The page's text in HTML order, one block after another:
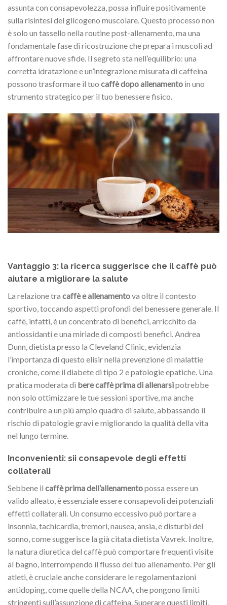
assunta con consapevolezza, possa influire positivamente
sulla risintesi del glicogeno muscolare. Questo processo non
è solo un tassello nella routine post-allenamento, ma una
fondamentale fase di ricostruzione che prepara i muscoli ad
affrontare nuove sfide. Il segreto sta nell’equilibrio: una
corretta idratazione e un’integrazione misurata di caffeina
possono trasformare il tuo caffè dopo allenamento in uno
strumento strategico per il tuo benessere fisico.
Vantaggio 3: la ricerca suggerisce che il caffè può
aiutare a migliorare la salute
La relazione tra caffè e allenamentova oltre il contesto
sportivo, toccando aspetti profondi del benessere generale. Il
caffè, infatti, è un concentrato di benefici, arricchito da
antiossidanti e una miriade di composti benefici. Andrea
Dunn, dietista presso la Cleveland Clinic, evidenzia
l’importanza di questo elisir nella prevenzione di malattie
croniche, come il diabete di tipo 2 e patologie epatiche. Una
pratica moderata di bere caffè prima di allenarsipotrebbe
non solo ottimizzare le tue sessioni sportive, ma anche
contribuire a un più ampio quadro di salute, abbassando il
rischio di patologie gravi e migliorando la qualità della vita
nel lungo termine.
Inconvenienti: sii consapevole degli effetti
collaterali
Sebbene il caffè prima dell’allenamentopossa essere un
valido alleato, è essenziale essere consapevoli dei potenziali
effetti collaterali. Un consumo eccessivo può portare a
insonnia, tachicardia, tremori, nausea, ansia, e disturbi del
sonno, come suggerisce la già citata dietista Vavrek. Inoltre,
la natura diuretica del caffè può comportare frequenti visite
al bagno, interrompendo il flusso del tuo allenamento. Per gli
atleti, è cruciale anche considerare le regolamentazioni
antidoping, come quelle della NCAA, che pongono limiti
stringenti sull’assunzione di caffeina. Superare questi limiti,